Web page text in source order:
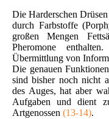
Die Harderschen
durch Farbstoffe
großen Mengen
Pheromone
Übermittlung von
Die genauen
sind bisher noch nicht
des Auges, hat aber
Aufgaben und dient
Artgenossen (13-14).